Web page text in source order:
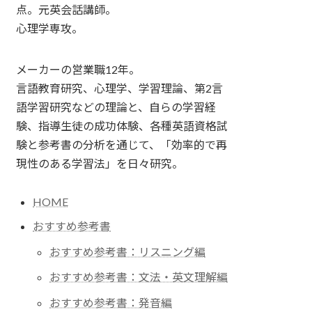
点。元英会話講師。
心理学専攻。
メーカーの営業職12年。
言語教育研究、心理学、学習理論、第2言
語学習研究などの理論と、自らの学習経
験、指導生徒の成功体験、各種英語資格試
験と参考書の分析を通じて、「効率的で再
現性のある学習法」を日々研究。
HOME
おすすめ参考書
おすすめ参考書：リスニング編
おすすめ参考書：文法・英文理解編
おすすめ参考書：発音編